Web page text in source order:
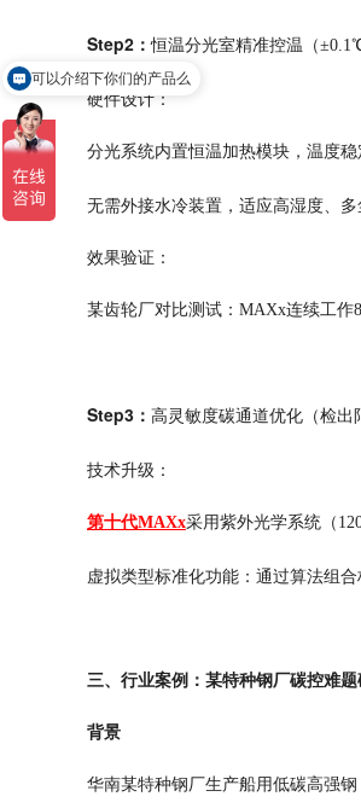
Step2：恒温分光室精准控温（
硬件设计：
分光系统内置恒温加热模块，温度稳
无需外接水冷装置，适应高湿度、多
效果验证：
某齿轮厂对比测试： MAXx连续工作
Step3： 高灵敏度碳通道优化（检出
技术升级：
第十代MAXx采用紫外光学系统（
虚拟类型标准化功能：通过算法组
三、行业案例：某特种钢厂碳控难
背景
华南某特种钢厂生产船用低碳高强钢
可以介绍下你们的产品么
你们是怎么收费的呢